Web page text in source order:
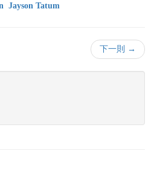
Jayson Tatum
下一則 →